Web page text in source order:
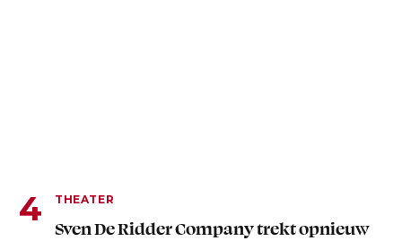
THEATER
Sven De Ridder Company trekt opnieuw